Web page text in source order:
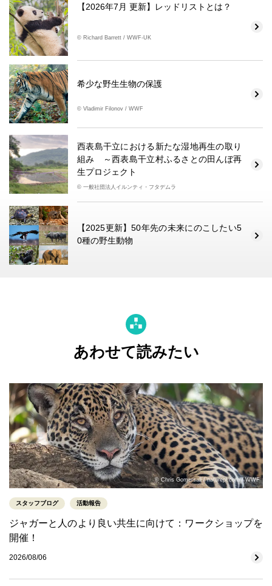
【2026年7月 更新】レッドリストとは？
© Richard Barrett / WWF-UK
希少な野生生物の保護
© Vladimir Filonov / WWF
西表島干立における新たな湿地再生の取り
組み ～西表島干立村ふるさとの田んぼ再
生プロジェクト
© 一般社団法人イルンティ・フタデムラ
【2025更新】50年先の未来にのこしたい5
0種の野生動物
あわせて読みたい
© Chris Gomersall / naturepl.com / WWF
スタッフブログ 活動報告
ジャガーと人のより良い共生に向けて：ワークショップを
開催！
2026/08/06